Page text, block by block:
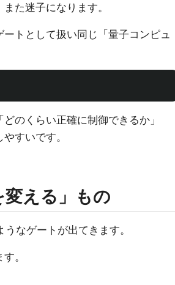
た迷子になります。
トとして扱い同じ「量子コンピュ
のくらい正確に制御できるか」
すいです。
える」もの
なゲートが出てきます。
。